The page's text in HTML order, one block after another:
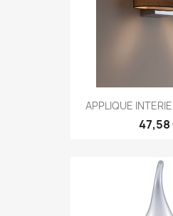
APPLIQUE
47,58